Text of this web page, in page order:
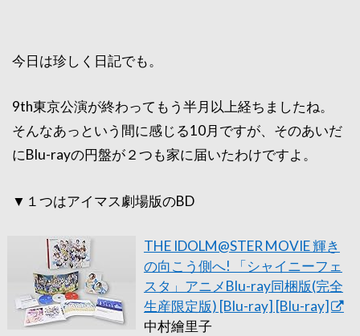
今日は珍しく日記でも。
9th東京公演が終わってもう半月以上経ちましたね。
そんなあっという間に感じる10月ですが、そのあいだ
にBlu-rayの円盤が２つも家に届いたわけですよ。
▼１つはアイマス劇場版のBD
THE IDOLM@STER MOVIE 輝き
の向こう側へ! 「シャイニーフェ
スタ」アニメBlu-ray同梱版(完全
生産限定版) [Blu-ray] [Blu-ray]
中村繪里子